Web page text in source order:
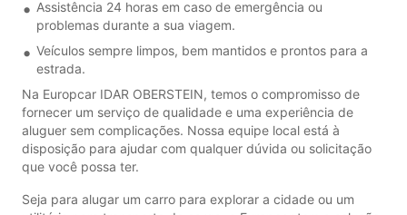
Assistência 24 horas em caso de emergência ou
problemas durante a sua viagem.
Veículos sempre limpos, bem mantidos e prontos para a
estrada.
Na Europcar IDAR OBERSTEIN, temos o compromisso de
fornecer um serviço de qualidade e uma experiência de
aluguer sem complicações. Nossa equipe local está à
disposição para ajudar com qualquer dúvida ou solicitação
que você possa ter.
Seja para alugar um carro para explorar a cidade ou um